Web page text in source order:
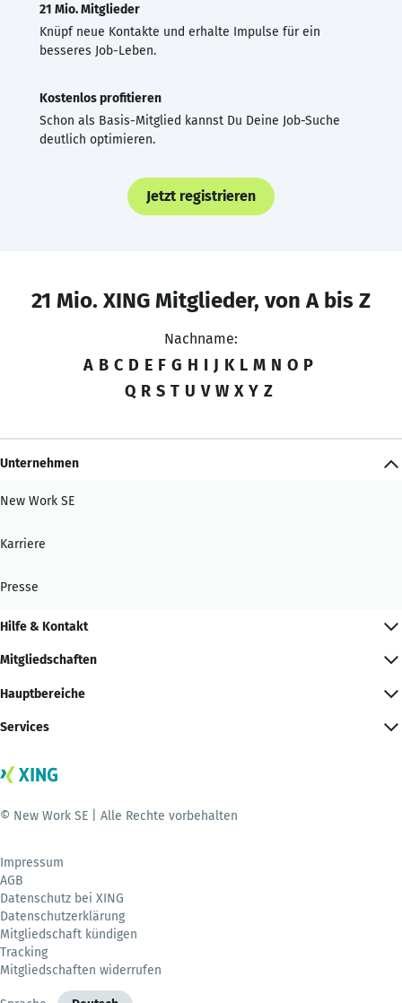
21 Mio. Mitglieder
Knüpf neue Kontakte und erhalte Impulse für ein
besseres Job-Leben.
Kostenlos profitieren
Schon als Basis-Mitglied kannst Du Deine Job-Suche
deutlich optimieren.
Jetzt registrieren
21 Mio. XING Mitglieder, von A bis Z
Nachname:
A B C D E F G H I J K L M N O P
Q R S T U V W X Y Z
Unternehmen
New Work SE
Karriere
Presse
Hilfe & Kontakt
Mitgliedschaften
Hauptbereiche
Services
© New Work SE | Alle Rechte vorbehalten
Impressum
AGB
Datenschutz bei XING
Datenschutzerklärung
Mitgliedschaft kündigen
Tracking
Mitgliedschaften widerrufen